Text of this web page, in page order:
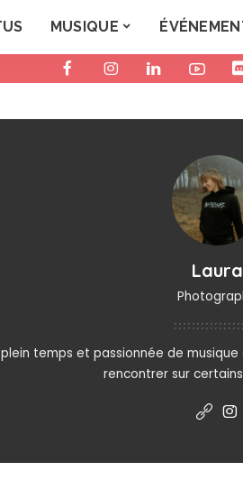
MUSIQUE
Laura
temps et passionnée de
rencontrer sur